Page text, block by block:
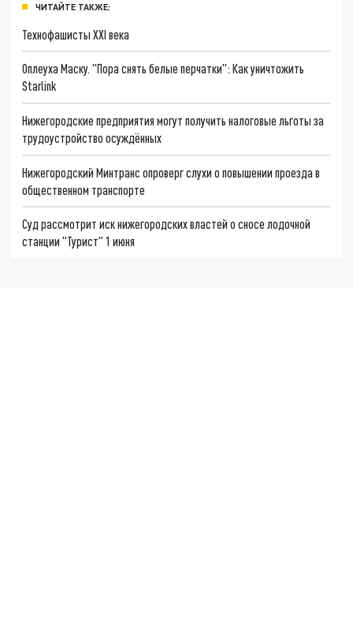
ЧИТАЙТЕ ТАКЖЕ:
Технофашисты XXI века
Оплеуха Маску. "Пора снять белые перчатки": Как уничтожить
Starlink
Нижегородские предприятия могут получить налоговые льготы за
трудоустройство осуждённых
Нижегородский Минтранс опроверг слухи о повышении проезда в
общественном транспорте
Суд рассмотрит иск нижегородских властей о сносе лодочной
станции "Турист" 1 июня